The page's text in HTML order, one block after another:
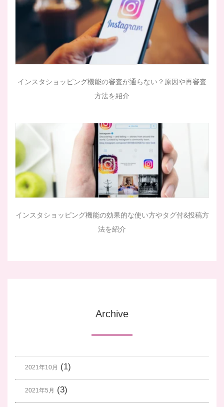
インスタショッピング機能の審査が通らない？原因や再審査
方法を紹介
インスタショッピング機能の効果的な使い方やタグ付&投稿方
法を紹介
Archive
2021年10月 (1)
2021年5月 (3)